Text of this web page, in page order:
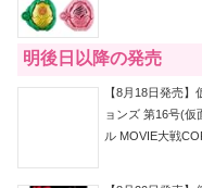
明後日以降の発売
【8月18日発売
ョンズ 第16号(仮
ル MOVIE大戦